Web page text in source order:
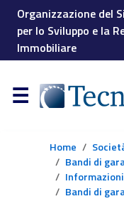
Organizzazione del
per lo Sviluppo e la
Immobiliare
Home
Bandi di
Informazioni
Bandi di gara e